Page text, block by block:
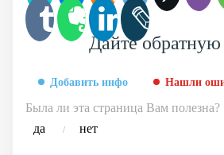
Дайте обратную
Добавить инфо Нашли
Была ли эта страница Вам полезна?
да
/ нет